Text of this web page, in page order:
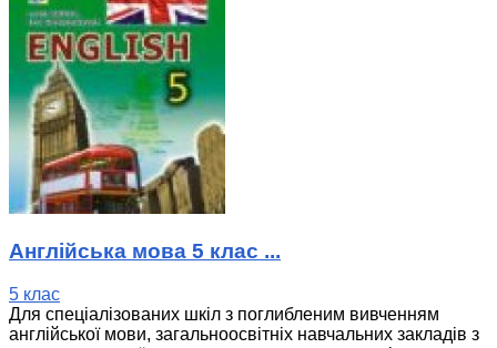
Англійська мова 5 клас ...
5 клас
Для спеціалізованих шкіл з поглибленим вивченням
англійської мови, загальноосвітніх навчальних закладів з